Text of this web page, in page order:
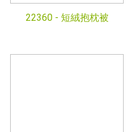
22360 - 短絨抱枕被